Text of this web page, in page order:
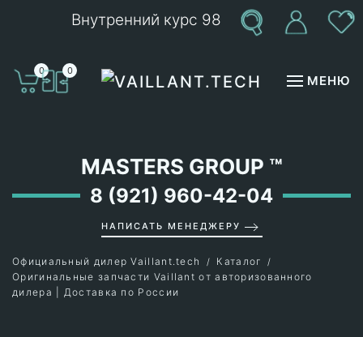
Внутренний курс 98
0 0
МЕНЮ
MASTERS GROUP ™
8 (921) 960-42-04
НАПИСАТЬ МЕНЕДЖЕРУ
Официальный дилер Vaillant.tech
Каталог
Оригинальные запчасти Vaillant от авторизованного
дилера | Доставка по России